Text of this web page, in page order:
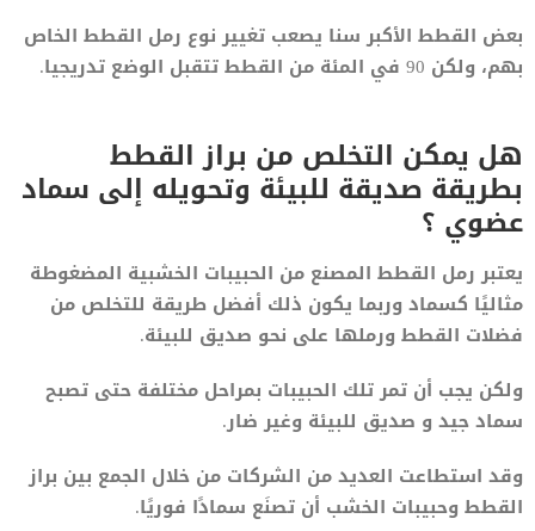
بعض القطط الأكبر سنا يصعب تغيير نوع رمل القطط الخاص
بهم، ولكن 90 في المئة من القطط تتقبل الوضع تدريجيا.
هل يمكن التخلص من براز القطط
بطريقة صديقة للبيئة وتحويله إلى سماد
عضوي ؟
يعتبر رمل القطط المصنع من الحبيبات الخشبية المضغوطة
مثاليًا كسماد وربما يكون ذلك أفضل طريقة للتخلص من
فضلات القطط ورملها على نحو صديق للبيئة.
ولكن يجب أن تمر تلك الحبيبات بمراحل مختلفة حتى تصبح
سماد جيد و صديق للبيئة وغير ضار.
وقد استطاعت العديد من الشركات من خلال الجمع بين براز
القطط وحبيبات الخشب أن تصنَع سمادًا فوريًا.